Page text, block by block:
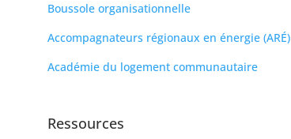
Boussole organisationnelle
Accompagnateurs régionaux en énergie (ARÉ)
Académie du logement communautaire
Ressources